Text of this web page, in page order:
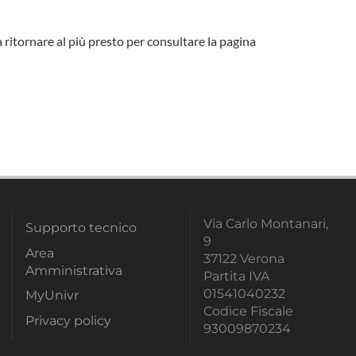
al più presto per consultare la pagina
Supporto tecnico
Area
Amministrativa
MyUnivr
Privacy policy
Via Carlo Montanari,
9
37122 Verona
Partita IVA
01541040232
Codice Fiscale
93009870234